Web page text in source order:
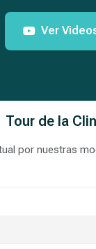
Ver
Tour de la
por nuestras